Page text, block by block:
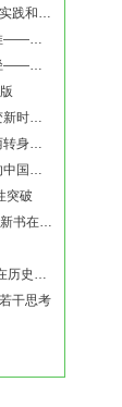
周俊:新山乡巨变的背后是谁在推和怎么推——《再造乡土:历史坐标地的新山乡巨变》新书发
蔡卓:可复制可推广的农业农村现代化路径——《再造乡土:历史坐标地的新山乡巨变》新书发
肖帅:让更多人读懂周立波故里的山乡巨变新时代故事——《再造乡土:历史坐标地的新山乡巨
周小毛:实现了学术话语向大众话语的华丽转身——《再造乡土:历史坐标地的新山乡巨变》新
突破
《再造乡土：历史坐标地的新山乡巨变》新书在赫山清溪村首发
干思考